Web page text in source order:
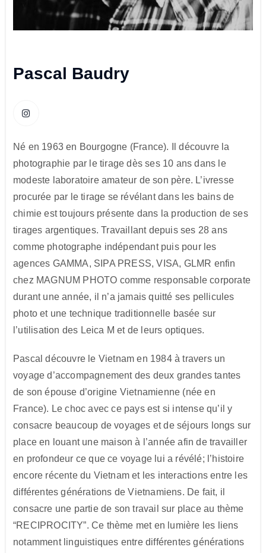
Pascal Baudry
Né en 1963 en Bourgogne (France). Il découvre la
photographie par le tirage dès ses 10 ans dans le
modeste laboratoire amateur de son père. L’ivresse
procurée par le tirage se révélant dans les bains de
chimie est toujours présente dans la production de ses
tirages argentiques. Travaillant depuis ses 28 ans
comme photographe indépendant puis pour les
agences GAMMA, SIPA PRESS, VISA, GLMR enfin
chez MAGNUM PHOTO comme responsable corporate
durant une année, il n’a jamais quitté ses pellicules
photo et une technique traditionnelle basée sur
l’utilisation des Leica M et de leurs optiques.
Pascal découvre le Vietnam en 1984 à travers un
voyage d’accompagnement des deux grandes tantes
de son épouse d’origine Vietnamienne (née en
France). Le choc avec ce pays est si intense qu’il y
consacre beaucoup de voyages et de séjours longs sur
place en louant une maison à l’année afin de travailler
en profondeur ce que ce voyage lui a révélé; l’histoire
encore récente du Vietnam et les interactions entre les
différentes générations de Vietnamiens. De fait, il
consacre une partie de son travail sur place au thème
“RECIPROCITY”. Ce thème met en lumière les liens
notamment linguistiques entre différentes générations